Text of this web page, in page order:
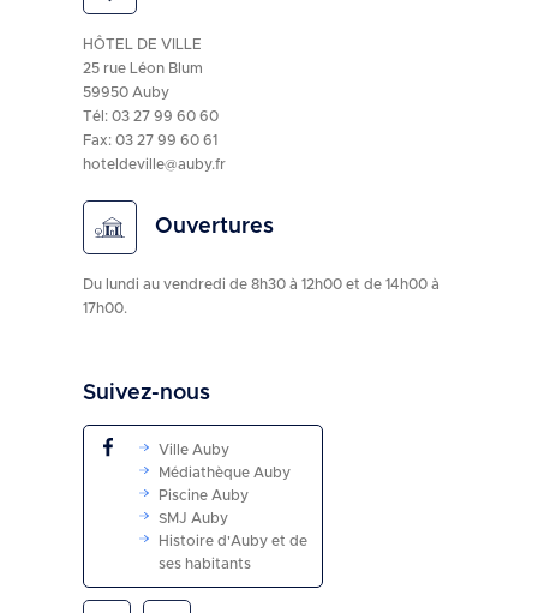
HÔTEL DE VILLE
25 rue Léon Blum
59950 Auby
Tél: 03 27 99 60 60
Fax: 03 27 99 60 61
hoteldeville@auby.fr
Ouvertures
Du lundi au vendredi de 8h30 à 12h00 et de 14h00 à
17h00.
Suivez-nous
Ville Auby
Médiathèque Auby
Piscine Auby
SMJ Auby
Histoire d'Auby et de
ses habitants